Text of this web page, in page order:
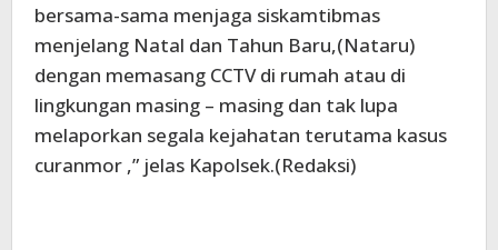
bersama-sama menjaga siskamtibmas
menjelang Natal dan Tahun Baru,(Nataru)
dengan memasang CCTV di rumah atau di
lingkungan masing – masing dan tak lupa
melaporkan segala kejahatan terutama kasus
curanmor ,” jelas Kapolsek.(Redaksi)